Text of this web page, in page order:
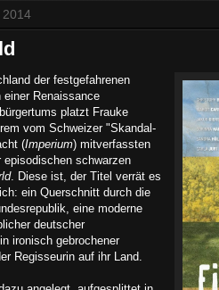
2014
der festgefahrenen
Renaissance
platzt Frauke
vom Schweizer "Skandal-
(Imperium) mitverfassten
episodischen schwarzen
. Diese ist, der Titel verrät es
ein Querschnitt durch die
eine moderne
deutscher
ironisch gebrochener
Regisseurin auf ihr Land.